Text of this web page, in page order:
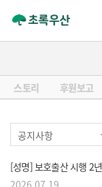
스토리 후원보고
[성명] 보호출산 시행 2
2026.07.19